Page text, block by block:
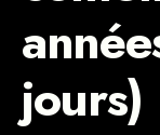
jours)